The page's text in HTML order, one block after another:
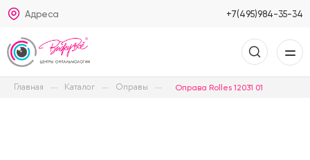
Адреса +7(495)984-35-34
Главная Каталог Оправы Оправа Rolles 12031 01